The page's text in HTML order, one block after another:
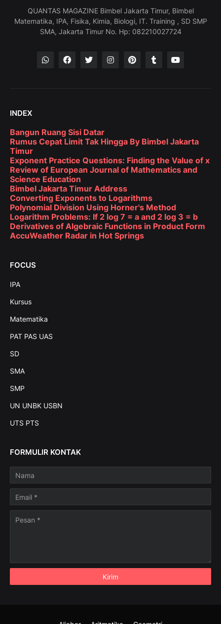
QUANTAS MAGAZINE Bimbel Jakarta Timur, Bimbel
Matematika, IPA, Fisika, Kimia, Biologi, IT. Training , SD SMP
SMA, Jakarta Timur No. Hp: 082210027724
INDEX
Bangun Ruang Sisi Datar
Rumus Cepat Limit Tak Hingga By Bimbel Jakarta
Timur
Exponent Practice Questions: Finding the Value of x
Review of European Journal of Mathematics and
Science Education
Bimbel Jakarta Timur Address
Converting Exponents to Logarithms
Polynomial Division Using Horner's Method
Logarithm Problems: If 2 log 7 = a and 2 log 3 = b
Derivatives of Algebraic Functions in Product Form
AccuWeather Radar in Hot Springs
FOCUS
IPA
Kursus
Matematika
PAT PAS UAS
SD
SMA
SMP
UN UNBK USBN
UTS PTS
FORMULIR KONTAK